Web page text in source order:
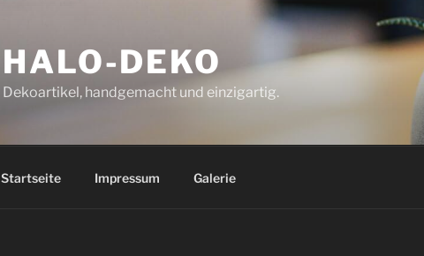
HALO-DEKO
Dekoartikel, handgemacht und einzigartig.
Startseite Impressum Galerie